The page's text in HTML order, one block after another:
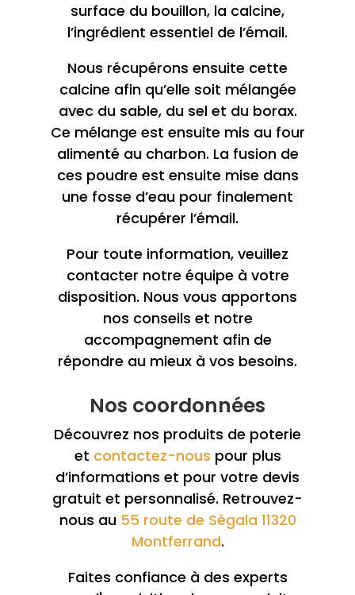
surface du bouillon, la calcine,
l’ingrédient essentiel de l’émail.
Nous récupérons ensuite cette
calcine afin qu’elle soit mélangée
avec du sable, du sel et du borax.
Ce mélange est ensuite mis au four
alimenté au charbon. La fusion de
ces poudre est ensuite mise dans
une fosse d’eau pour finalement
récupérer l’émail.
Pour toute information, veuillez
contacter notre équipe à votre
disposition. Nous vous apportons
nos conseils et notre
accompagnement afin de
répondre au mieux à vos besoins.
Nos coordonnées
Découvrez nos produits de poterie
et contactez-nous pour plus
d’informations et pour votre devis
gratuit et personnalisé. Retrouvez-
nous au 55 route de Ségala 11320
Montferrand.
Faites confiance à des experts